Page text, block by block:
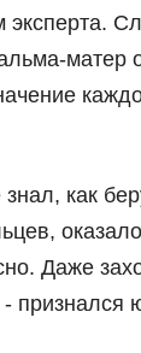
эксперта.
матер
как
Даже
- признался